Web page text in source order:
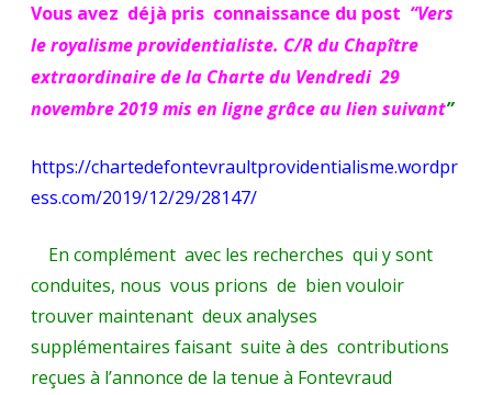
au
C/R
du
extraordinaire
la
Charte
Vendredi 29
Vous avez déjà pris connaissance du post “Vers
le royalisme providentialiste. C/R du Chapître
extraordinaire de la Charte du Vendredi 29
novembre 2019 mis en ligne grâce au lien suivant”
https://chartedefontevraultprovidentialisme.wordpr
ess.com/2019/12/29/28147/
En complément avec les recherches qui y sont
conduites, nous vous prions de bien vouloir
trouver maintenant deux analyses
supplémentaires faisant suite à des contributions
reçues à l’annonce de la tenue à Fontevraud